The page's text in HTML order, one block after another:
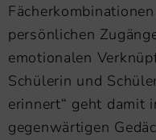
persönlichen
emotionalen
Schülerin und
erinnert“ geht damit
gegenwärtigen